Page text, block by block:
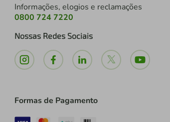
Informações, elogios e reclamações
0800 724 7220
Nossas Redes Sociais
Formas de Pagamento